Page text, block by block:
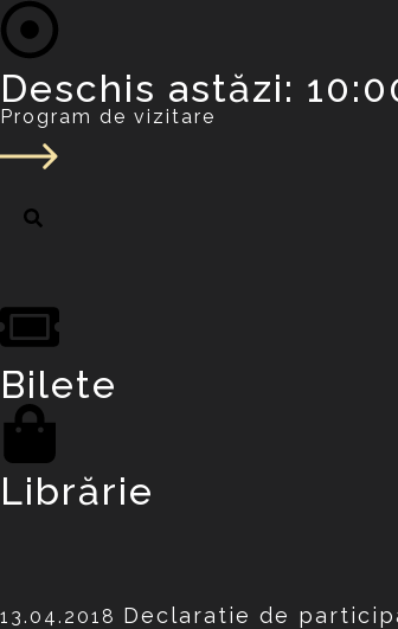
Deschis astăzi:
Program de vizitare
Bilete
Librărie
13.04.2018 Declaratie de